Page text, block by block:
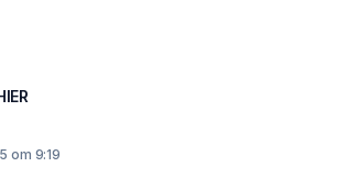
om 9:19